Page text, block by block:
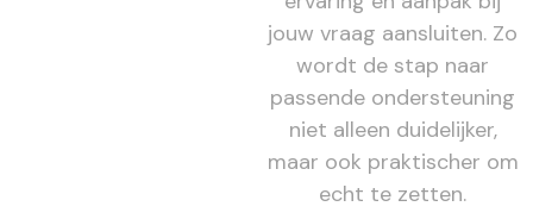
jouw vraag aansluiten. Zo
wordt de stap naar
passende ondersteuning
niet alleen duidelijker,
maar ook praktischer om
echt te zetten.